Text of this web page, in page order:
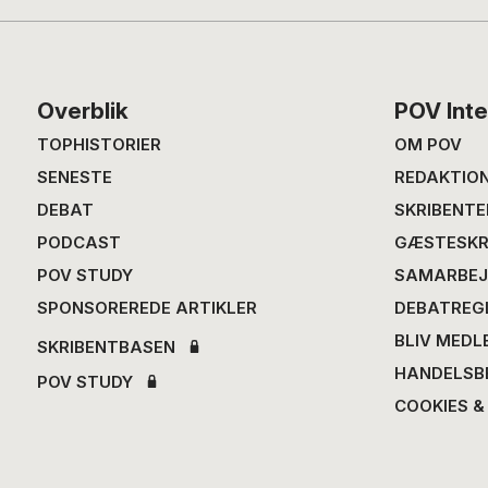
Footer
Overblik
TOPHISTORIER
SENESTE
DEBAT
PODCAST
POV STUDY
SPONSOREREDE ARTIKLER
SKRIBENTBASEN
POV STUDY
POV
OM POV
BLIV
COOKIES